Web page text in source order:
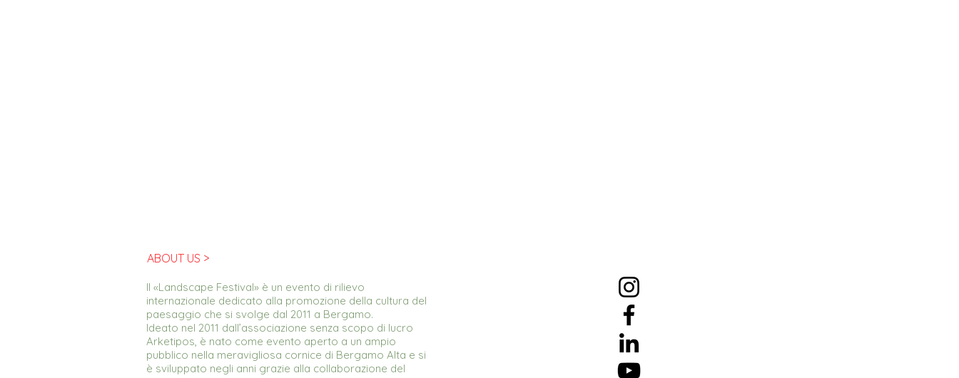
ABOUT US >
Il «Landscape Festival» è un evento di rilievo
internazionale dedicato alla promozione della cultura del
paesaggio che si svolge dal 2011 a Bergamo.
Ideato nel 2011 dall’associazione senza scopo di lucro
Arketipos, è nato come evento aperto a un ampio
pubblico nella meravigliosa cornice di Bergamo Alta e si
è sviluppato negli anni grazie alla collaborazione del